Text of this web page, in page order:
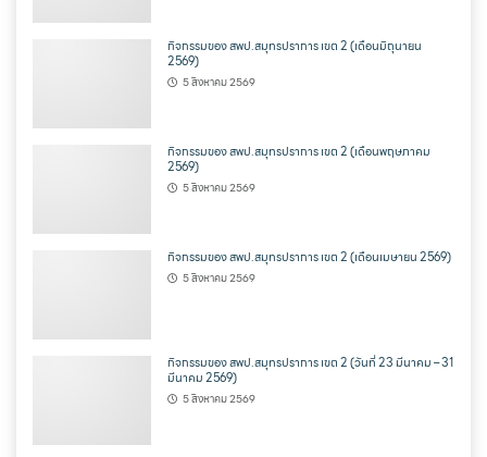
กิจกรรมของ สพป.สมุทรปราการ เขต 2 (เดือนมิถุนายน
2569)
5 สิงหาคม 2569
กิจกรรมของ สพป.สมุทรปราการ เขต 2 (เดือนพฤษภาคม
2569)
5 สิงหาคม 2569
กิจกรรมของ สพป.สมุทรปราการ เขต 2 (เดือนเมษายน 2569)
5 สิงหาคม 2569
กิจกรรมของ สพป.สมุทรปราการ เขต 2 (วันที่ 23 มีนาคม – 31
มีนาคม 2569)
5 สิงหาคม 2569